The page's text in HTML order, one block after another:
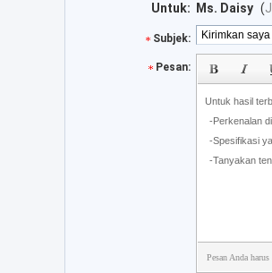
Untuk: Ms. Daisy (
Subjek:
Pesan:
Pesan Anda